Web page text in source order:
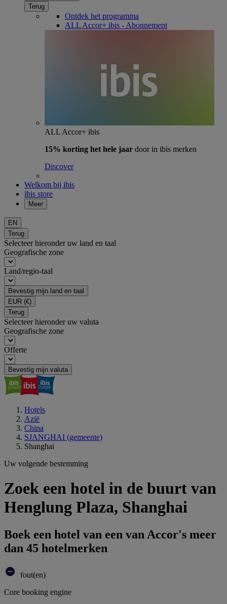
Terug
Ontdek het programma
ALL Accor+ ibis - Abonnement
ALL Accor+ ibis
15% korting het hele jaar door in ibis merken
Discover
Welkom bij ibis
ibis store
Meer
EN
Terug
Selecteer hieronder uw land en taal
Geografische zone
Land/regio-taal
Bevestig mijn land en taal
EUR (€)
Terug
Selecteer hieronder uw valuta
Geografische zone
Offerte
Bevestig mijn valuta
Hotels
Azië
China
SJANGHAI (gemeente)
Shanghai
Uw volgende bestemming
Zoek een hotel in de buurt van
Henglung Plaza, Shanghai
Boek een hotel van een van Accor's meer
dan 45 hotelmerken
fout(en)
Core booking engine